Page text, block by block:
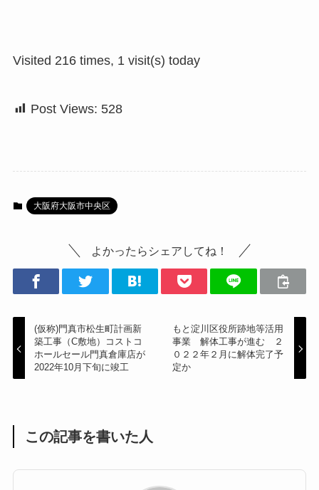
Visited 216 times, 1 visit(s) today
Post Views: 528
大阪府大阪市中央区
よかったらシェアしてね！
(仮称)門真市松生町計画新
築工事（C敷地）コストコ
ホールセール門真倉庫店が
2022年10月下旬に竣工
もと淀川区役所跡地等活用
事業 解体工事が進む ２
０２２年２月に解体完了予
定か
この記事を書いた人